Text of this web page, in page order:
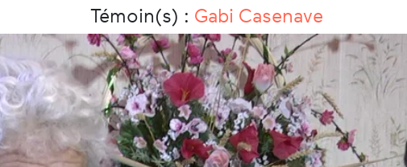
Témoin(s) : Gabi Casenave